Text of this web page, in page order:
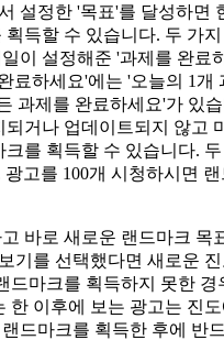
설정한 '목표'를 달성하면
득할 수 있습니다. 두 가
이 설정해준 '과제를 완료
료하세요'에는 '오늘의 1개
과제를 완료하세요'가 있
되거나 업데이트되지 않고
를 획득할 수 있습니다.
광고를 100개 시청하시면
바로 새로운 랜드마크 목
기를 선택했다면 새로운
드마크를 획득하지 못한 경
한 이후에 보는 광고는 진도
드마크를 획득한 후에 반